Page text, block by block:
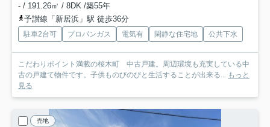
- / 191.26㎡ / 8DK /築55年
予讃線「新居浜」駅 徒歩36分
駐車2台可 プロパンガス 電気有 閑静な住宅地 公共下水
こだわりポイント満載の桜木町 中古戸建。周辺環境も充実している中
古の戸建て物件です。子供ものびのびと生活することが出来る... もっと
見る
売地